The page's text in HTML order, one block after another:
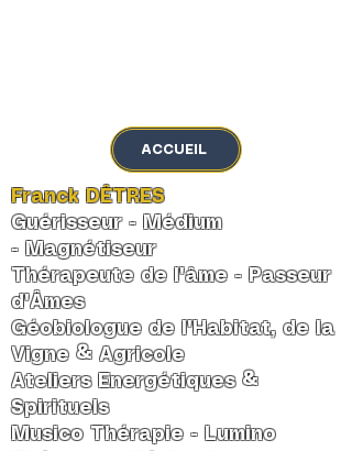
ACCUEIL
Franck DÊTRES
Guérisseur - Médium
- Magnétiseur
Thérapeute de l'âme - Passeur
d'Âmes
Géobiologue de l'Habitat, de la
Vigne & Agricole
Ateliers Energétiques &
Spirituels
Musico Thérapie - Lumino